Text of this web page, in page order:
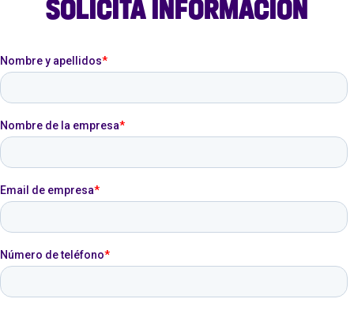
SOLICITA INFORMACIÓN